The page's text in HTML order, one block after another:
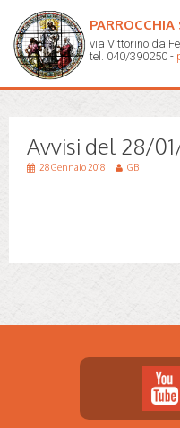
via Vittorino da
tel. 040/390250 -
Avvisi del 28/
28 Gennaio 2018 GB